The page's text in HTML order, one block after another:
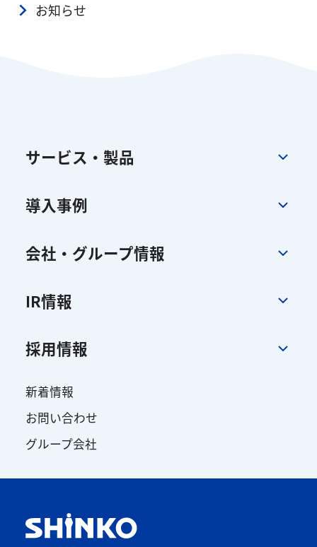
お知らせ
サービス・製品
導入事例
会社・グループ情報
IR情報
採用情報
新着情報
お問い合わせ
グループ会社